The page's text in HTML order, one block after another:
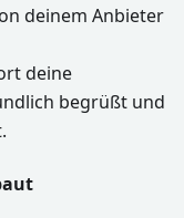
deinem Anbieter
deine
begrüßt und